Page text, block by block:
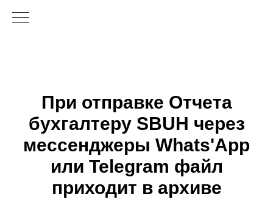
При отправке Отчета
бухгалтеру SBUH через
мессенджеры Whats'App
или Telegram файл
приходит в архиве